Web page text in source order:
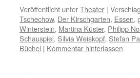
Veröffentlicht unterTheater |
Tschechow, Der Kirschgarten, Essen,
Winterstein, Martina Küster, Philipp
Schauspiel, Silvia Weiskopf, Stefan
Büchel | Kommentar hinterlassen